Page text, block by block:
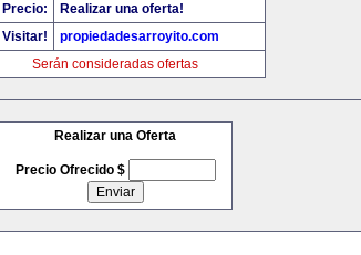
Precio:
Realizar una oferta!
Visitar!
propiedadesarroyito.com
Serán consideradas ofertas
Realizar una Oferta
Precio Ofrecido $